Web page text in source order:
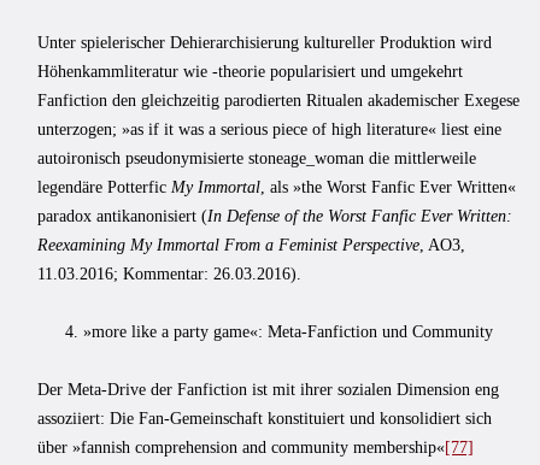
Unter spielerischer Dehierarchisierung kultureller Produktion wird
Höhenkammliteratur wie -theorie popularisiert und umgekehrt
Fanfiction den gleichzeitig parodierten Ritualen akademischer Exegese
unterzogen; »as if it was a serious piece of high literature« liest eine
autoironisch pseudonymisierte stoneage_woman die mittlerweile
legendäre Potterfic My Immortal , als »the Worst Fanfic Ever Written«
paradox antikanonisiert (In Defense of the Worst Fanfic Ever Written:
Reexamining My Immortal From a Feminist Perspective , AO3,
11.03.2016; Kommentar: 26.03.2016).
4. »more like a party game«: Meta-Fanfiction und Community
Der Meta-Drive der Fanfiction ist mit ihrer sozialen Dimension eng
assoziiert: Die Fan-Gemeinschaft konstituiert und konsolidiert sich
über »fannish comprehension and community membership«[77]